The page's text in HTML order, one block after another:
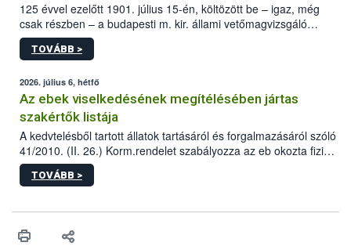
125 évvel ezelőtt 1901. július 15-én, költözött be – igaz, még
csak részben – a budapesti m. kir. állami vetőmagvizsgáló
állomás a Kis Rókus utca 15. szám alatti, Czigler Győző által
tervezett új épületébe.
TOVÁBB >
2026. július 6, hétfő
Az ebek viselkedésének megítélésében jártas
szakértők listája
A kedvtelésből tartott állatok tartásáról és forgalmazásáról szóló
41/2010. (II. 26.) Korm.rendelet szabályozza az eb okozta fizikai
sérülés, illetve ennek veszélye keletkezésekor felmerülő
hatósági feladatokat, valamint a veszélyes eb tartását és annak
vonni az ebek viselkedésének megítélésében jártas szakértőt.
TOVÁBB >